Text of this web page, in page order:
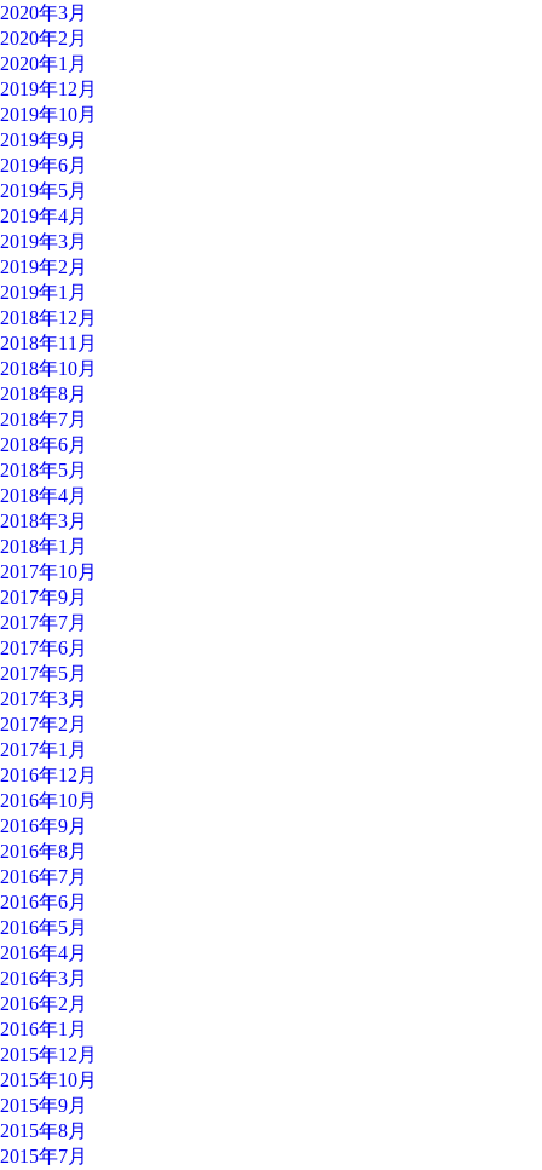
2020年3月
2020年2月
2020年1月
2019年12月
2019年10月
2019年9月
2019年6月
2019年5月
2019年4月
2019年3月
2019年2月
2019年1月
2018年12月
2018年11月
2018年10月
2018年8月
2018年7月
2018年6月
2018年5月
2018年4月
2018年3月
2018年1月
2017年10月
2017年9月
2017年7月
2017年6月
2017年5月
2017年3月
2017年2月
2017年1月
2016年12月
2016年10月
2016年9月
2016年8月
2016年7月
2016年6月
2016年5月
2016年4月
2016年3月
2016年2月
2016年1月
2015年12月
2015年10月
2015年9月
2015年8月
2015年7月